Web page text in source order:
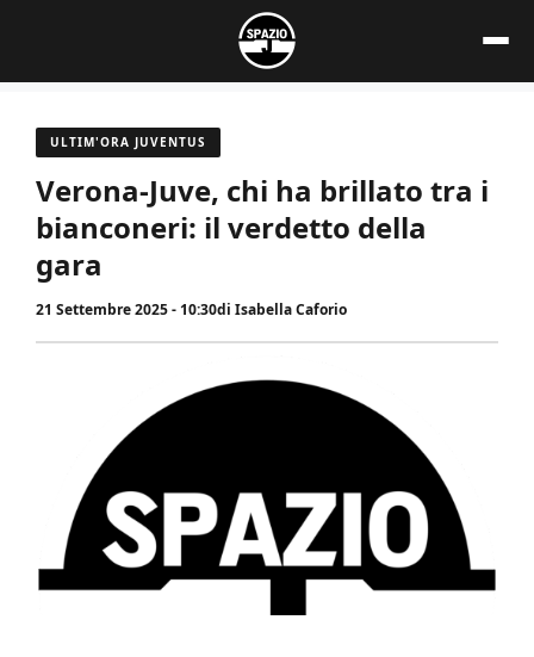
contenuto
ULTIM'ORA JUVENTUS
Verona-Juve, chi ha brillato tra i
bianconeri: il verdetto della
gara
21 Settembre 2025 - 10:30di Isabella Caforio